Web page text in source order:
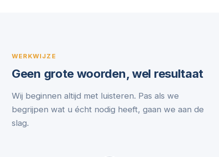
WERKWIJZE
Geen grote woorden, wel resultaat
Wij beginnen altijd met luisteren. Pas als we
begrijpen wat u écht nodig heeft, gaan we aan de
slag.